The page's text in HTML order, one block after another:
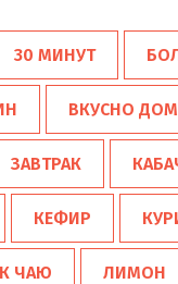
30 МИНУТ
ВКУСНО
ЗАВТРАК
КЕФИР
К ЧАЮ ЛИМОН